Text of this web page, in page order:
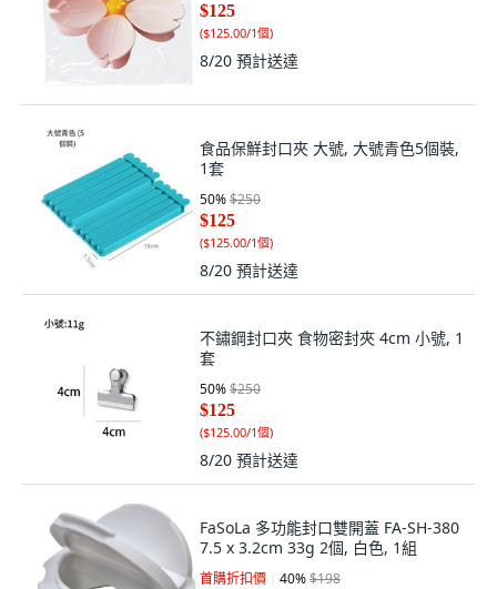
$125
($125.00/1個)
8/20 預計送達
食品保鮮封口夾 大號, 大號青色5個裝,
1套
50%$250
$125
($125.00/1個)
8/20 預計送達
不鏽鋼封口夾 食物密封夾 4cm 小號, 1
套
50%$250
$125
($125.00/1個)
8/20 預計送達
FaSoLa 多功能封口雙開蓋 FA-SH-380
7.5 x 3.2cm 33g 2個, 白色, 1組
首購折扣價 40%$198